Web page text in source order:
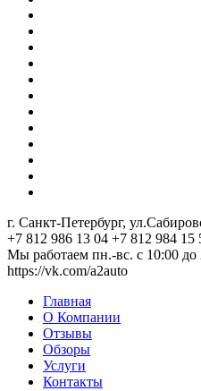
г. Санкт-Петербург,
+7 812 986 13 04 +7 812 984 15
Мы работаем пн.-вс. с 10:00 до
https://vk.com/a2auto
Главная
О Компании
Отзывы
Обзоры
Услуги
Контакты